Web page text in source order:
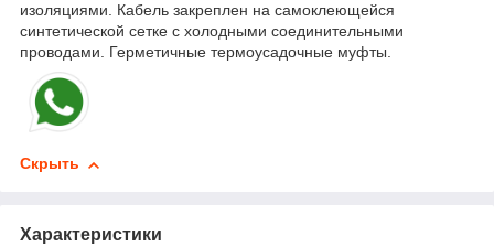
изоляциями. Кабель закреплен на самоклеющейся
синтетической сетке с холодными соединительными
проводами. Герметичные термоусадочные муфты.
Скрыть
Характеристики